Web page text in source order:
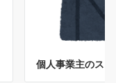
個人事業主のス